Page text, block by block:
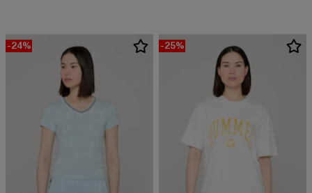
-24% -25%